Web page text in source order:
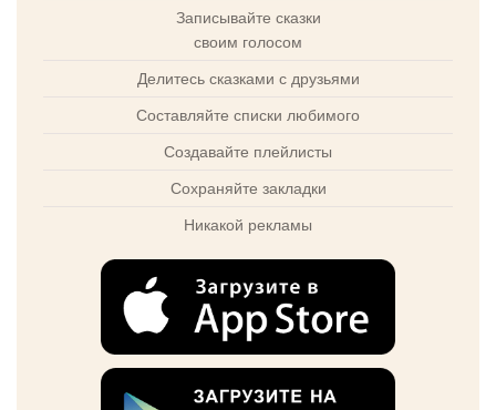
Записывайте сказки
своим голосом
Делитесь сказками с друзьями
Составляйте списки любимого
Создавайте плейлисты
Сохраняйте закладки
Никакой рекламы